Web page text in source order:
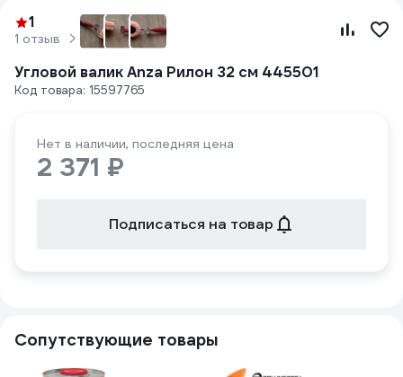
1
1 отзыв
Угловой валик Anza Рилон 32 см 445501
Код товара: 15597765
Нет в наличии, последняя цена
2 371 ₽
Подписаться на товар
Сопутствующие товары